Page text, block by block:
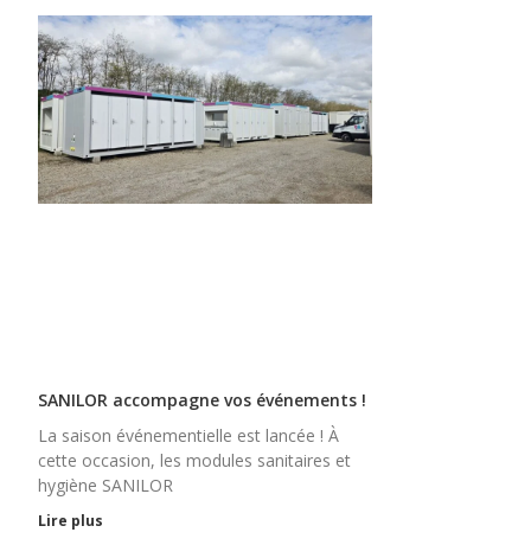
SANILOR accompagne vos événements !
La saison événementielle est lancée ! À
cette occasion, les modules sanitaires et
hygiène SANILOR
Lire plus